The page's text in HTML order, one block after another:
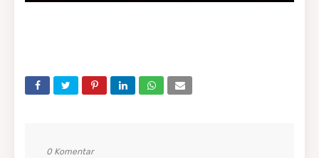
0 Komentar